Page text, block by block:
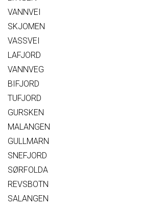
VANNVEI
SKJOMEN
VASSVEI
LAFJORD
VANNVEG
BIFJORD
TUFJORD
GURSKEN
MALANGEN
GULLMARN
SNEFJORD
SØRFOLDA
REVSBOTN
SALANGEN